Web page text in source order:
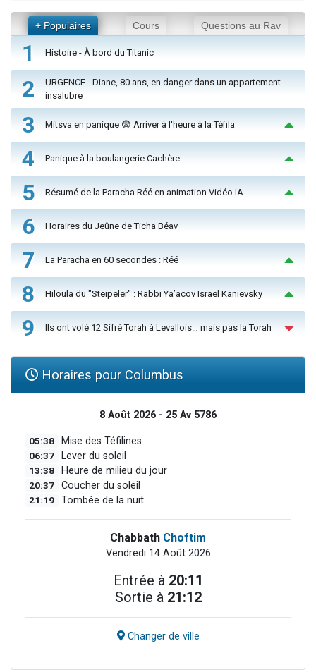
+ Populaires Cours Questions au Rav
1 Histoire - À bord du Titanic
2
URGENCE - Diane, 80 ans, en danger dans un appartement
insalubre
3 Mitsva en panique 😨 Arriver à l'heure à la Téfila
4 Panique à la boulangerie Cachère
5 Résumé de la Paracha Réé en animation Vidéo IA
6 Horaires du Jeûne de Ticha Béav
7 La Paracha en 60 secondes : Réé
8 Hiloula du "Steïpeler" : Rabbi Ya’acov Israël Kanievsky
9 Ils ont volé 12 Sifré Torah à Levallois… mais pas la Torah
Horaires pour Columbus
8 Août 2026 - 25 Av 5786
05:38 Mise des Téfilines
06:37 Lever du soleil
13:38 Heure de milieu du jour
20:37 Coucher du soleil
21:19 Tombée de la nuit
Chabbath Choftim
Vendredi 14 Août 2026
Entrée à 20:11
Sortie à 21:12
Changer de ville